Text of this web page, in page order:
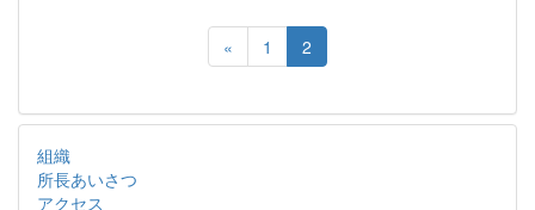
« 1 2
組織
所長あいさつ
アクセス